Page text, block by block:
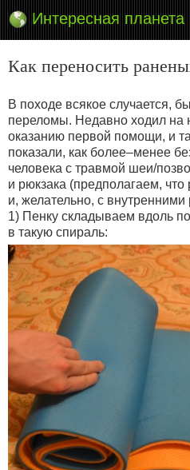
Интересная планета
Как переносить
В походе всякое случается,
переломы. Недавно ходил на
оказанию первой помощи, и
показали, как более–менее
человека с травмой шеи/
и рюкзака (предполагаем,
и, желательно, с внутренними
1) Пенку складываем вдоль
в такую спираль: